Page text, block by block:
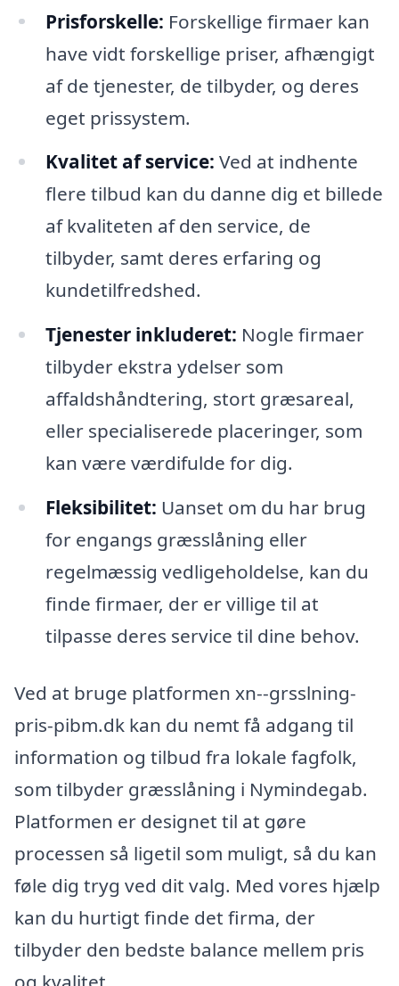
Prisforskelle: Forskellige firmaer kan
have vidt forskellige priser, afhængigt
af de tjenester, de tilbyder, og deres
eget prissystem.
Kvalitet af service: Ved at indhente
flere tilbud kan du danne dig et billede
af kvaliteten af den service, de
tilbyder, samt deres erfaring og
kundetilfredshed.
Tjenester inkluderet: Nogle firmaer
tilbyder ekstra ydelser som
affaldshåndtering, stort græsareal,
eller specialiserede placeringer, som
kan være værdifulde for dig.
Fleksibilitet: Uanset om du har brug
for engangs græsslåning eller
regelmæssig vedligeholdelse, kan du
finde firmaer, der er villige til at
tilpasse deres service til dine behov.
Ved at bruge platformen xn--grsslning-
pris-pibm.dk kan du nemt få adgang til
information og tilbud fra lokale fagfolk,
som tilbyder græsslåning i Nymindegab.
Platformen er designet til at gøre
processen så ligetil som muligt, så du kan
føle dig tryg ved dit valg. Med vores hjælp
kan du hurtigt finde det firma, der
tilbyder den bedste balance mellem pris